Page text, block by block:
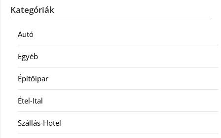
Kategóriák
Autó
Egyéb
Építőipar
Étel-Ital
Szállás-Hotel